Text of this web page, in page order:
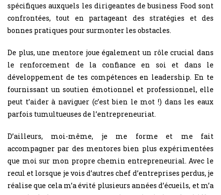
spécifiques auxquels les dirigeantes de business Food sont
confrontées, tout en partageant des stratégies et des
bonnes pratiques pour surmonter les obstacles.
De plus, une mentore joue également un rôle crucial dans
le renforcement de la confiance en soi et dans le
développement de tes compétences en leadership. En te
fournissant un soutien émotionnel et professionnel, elle
peut t’aider à naviguer (c’est bien le mot !) dans les eaux
parfois tumultueuses de l’entrepreneuriat.
D’ailleurs, moi-même, je me forme et me fait
accompagner par des mentores bien plus expérimentées
que moi sur mon propre chemin entrepreneurial. Avec le
recul et lorsque je vois d’autres chef d’entreprises perdus, je
réalise que cela m’a évité plusieurs années d’écueils, et m’a